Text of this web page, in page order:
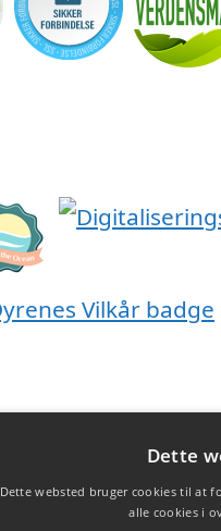
Dette
Dette websted bruger cookies til at
alle cookies i